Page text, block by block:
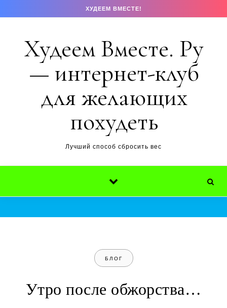
Перейти к содержимомуХУДЕЕМ ВМЕСТЕ!
Худеем Вместе. Ру
— интернет-клуб
для желающих
похудеть
Лучший способ сбросить вес
БЛОГ
Утро после обжорства…